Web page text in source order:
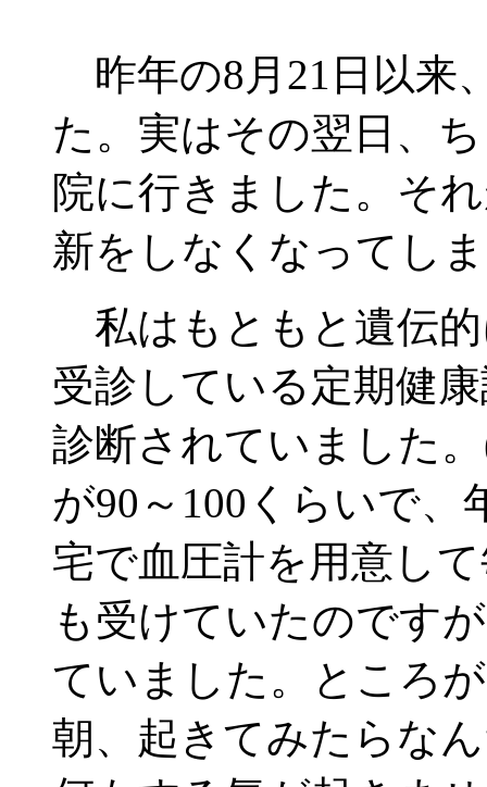
昨年の8月21日以来
た。実はその翌日、
院に行きました。そ
新をしなくなってし
私はもともと遺伝
受診している定期健
診断されていました
が90～100くらいで
宅で血圧計を用意し
も受けていたのです
ていました。ところ
朝、起きてみたらな